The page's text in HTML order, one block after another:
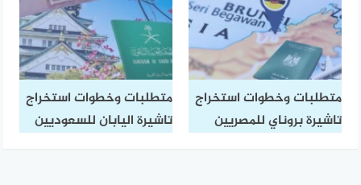
متطلبات وخطوات استخراج
تاشيرة بروناي للمصريين
متطلبات وخطوات استخراج
تاشيرة اليابان للسعوديين